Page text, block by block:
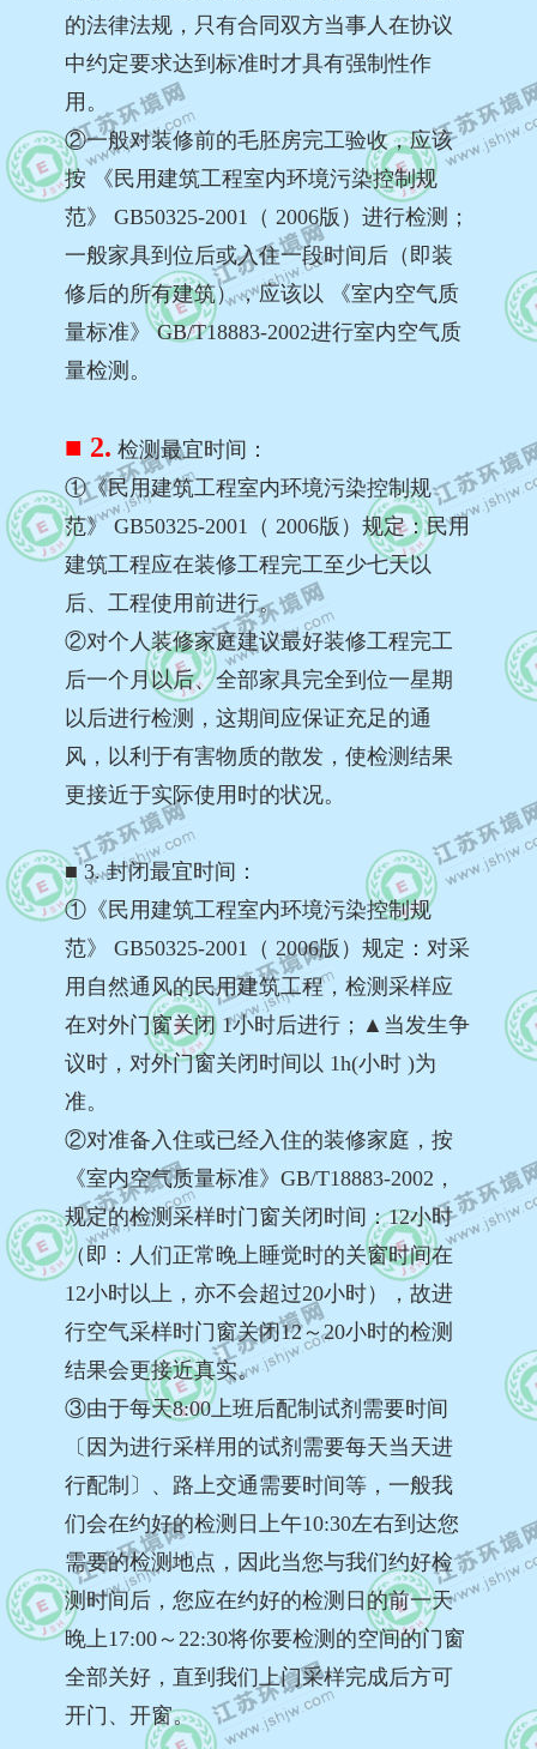
的法律法规，只有合同双方当事人在协议
中约定要求达到标准时才具有强制性作
用。
②一般对装修前的毛胚房完工验收，应该
按 《民用建筑工程室内环境污染控制规
范》 GB50325-2001（ 2006版）进行检测；
一般家具到位后或入住一段时间后（即装
修后的所有建筑），应该以 《室内空气质
量标准》 GB/T18883-2002进行室内空气质
量检测。
■ 2. 检测最宜时间：
①《民用建筑工程室内环境污染控制规
范》 GB50325-2001（ 2006版）规定：民用
建筑工程应在装修工程完工至少七天以
后、工程使用前进行。
②对个人装修家庭建议最好装修工程完工
后一个月以后、全部家具完全到位一星期
以后进行检测，这期间应保证充足的通
风，以利于有害物质的散发，使检测结果
更接近于实际使用时的状况。
■ 3. 封闭最宜时间：
①《民用建筑工程室内环境污染控制规
范》 GB50325-2001（ 2006版）规定：对采
用自然通风的民用建筑工程，检测采样应
在对外门窗关闭 1小时后进行；▲当发生争
议时，对外门窗关闭时间以 1h(小时 )为
准。
②对准备入住或已经入住的装修家庭，按
《室内空气质量标准》GB/T18883-2002，
规定的检测采样时门窗关闭时间：12小时
（即：人们正常晚上睡觉时的关窗时间在
12小时以上，亦不会超过20小时），故进
行空气采样时门窗关闭12～20小时的检测
结果会更接近真实。
③由于每天8:00上班后配制试剂需要时间
〔因为进行采样用的试剂需要每天当天进
行配制〕、路上交通需要时间等，一般我
们会在约好的检测日上午10:30左右到达您
需要的检测地点，因此当您与我们约好检
测时间后，您应在约好的检测日的前一天
晚上17:00～22:30将你要检测的空间的门窗
全部关好，直到我们上门采样完成后方可
开门、开窗。